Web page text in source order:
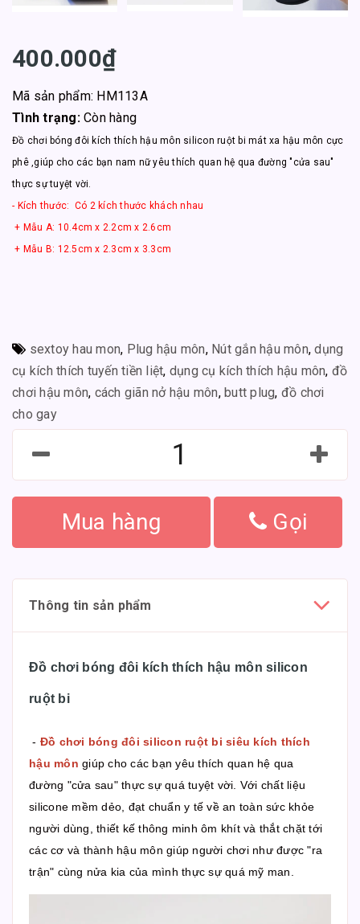
400.000₫
Mã sản phẩm: HM113A
Tình trạng: Còn hàng
Đồ chơi bóng đôi kích thích hậu môn silicon ruột bi mát xa hậu môn cực
phê ,giúp cho các bạn nam nữ yêu thích quan hệ qua đường "cửa sau"
thực sự tuyệt vời.
- Kích thước: Có 2 kích thước khách nhau
+ Mẫu A: 10.4cm x 2.2cm x 2.6cm
+ Mẫu B: 12.5cm x 2.3cm x 3.3cm
sextoy hau mon, Plug hậu môn, Nút gắn hậu môn,dụng
cụ kích thích tuyến tiền liệt, dụng cụ kích thích hậu môn, đồ
chơi hậu môn, cách giãn nở hậu môn, butt plug, đồ chơi
cho gay
Mua hàng Gọi
Thông tin sản phẩm
Đồ chơi bóng đôi kích thích hậu môn silicon
ruột bi
- Đồ chơi bóng đôi silicon ruột bi siêu kích thích
hậu môn giúp cho các bạn yêu thích quan hệ qua
đường "cửa sau" thực sự quá tuyệt vời. Với chất liệu
silicone mềm dẻo, đạt chuẩn y tế về an toàn sức khỏe
người dùng, thiết kế thông minh ôm khít và thắt chặt tới
các cơ và thành hậu môn giúp người chơi như được "ra
trận" cùng nửa kia của mình thực sự quá mỹ man.